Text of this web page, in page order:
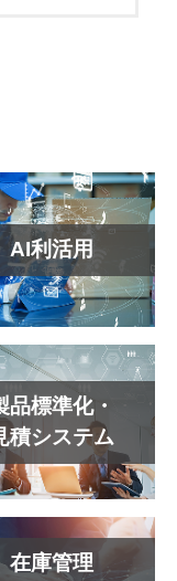
AI利活用
品標準化・
積システム
在庫管理